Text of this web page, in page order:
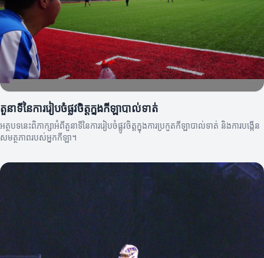
តួនាទីនៃការរៀបចំផ្លូវចិត្តក្នុងកីឡាបាល់ទាត់
អត្ថបទនេះពិភាក្សាអំពីតួនាទីនៃការរៀបចំផ្លូវចិត្តក្នុងការប្រកួតកីឡាបាល់ទាត់ និងការបង្កើន
សមត្ថភាពរបស់អ្នកកីឡា។